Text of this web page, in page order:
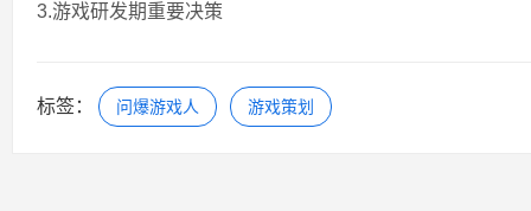
3.游戏研发期重要决策
标签： 问爆游戏人 游戏策划